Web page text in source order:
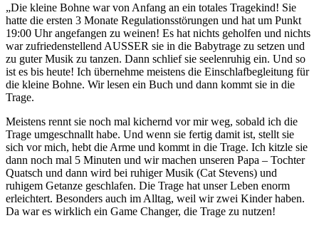
„Die kleine Bohne war von Anfang an ein totales Tragekind! Sie
hatte die ersten 3 Monate Regulationsstörungen und hat um Punkt
19:00 Uhr angefangen zu weinen! Es hat nichts geholfen und nichts
war zufriedenstellend AUSSER sie in die Babytrage zu setzen und
zu guter Musik zu tanzen. Dann schlief sie seelenruhig ein. Und so
ist es bis heute! Ich übernehme meistens die Einschlafbegleitung für
die kleine Bohne. Wir lesen ein Buch und dann kommt sie in die
Trage.
Meistens rennt sie noch mal kichernd vor mir weg, sobald ich die
Trage umgeschnallt habe. Und wenn sie fertig damit ist, stellt sie
sich vor mich, hebt die Arme und kommt in die Trage. Ich kitzle sie
dann noch mal 5 Minuten und wir machen unseren Papa – Tochter
Quatsch und dann wird bei ruhiger Musik (Cat Stevens) und
ruhigem Getanze geschlafen. Die Trage hat unser Leben enorm
erleichtert. Besonders auch im Alltag, weil wir zwei Kinder haben.
Da war es wirklich ein Game Changer, die Trage zu nutzen!